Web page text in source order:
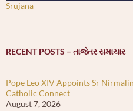
Srujana
RECENT POSTS – તાજેતર સમાચાર
Pope Leo XIV Appoints Sr
Catholic Connect
August 7, 2026